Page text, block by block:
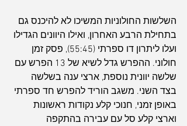
השלשות החולוניות המשיכו לא להיכנס גם
בתחילת הרבע האחרון, ואילו היוונים הגדילו
ועלו ליתרון דו ספרתי (55:45), פסק זמן
חולוני. ההפרש גדל לשיא של 13 הפרש עם
שלשה יוונית נוספת, ארצי ענה בשלשה
בצד השני. משגב הוריד להפרש חד ספרתי
באופן זמני, חנוכי קלע נקודות ראשונות
וארצי קלע סל עם עבירה בהתקפה